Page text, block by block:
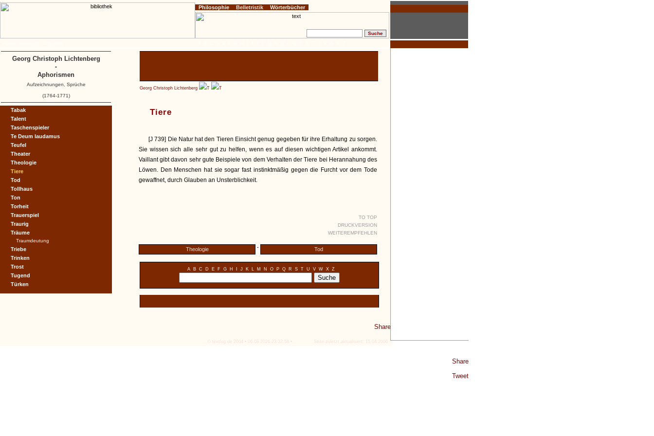
Share
Tweet
Georg Christoph Lichtenberg T T
Tiere
[J 739] Die Natur hat den Tieren Einsicht genug gegeben für ihre Erhaltung zu sorgen.
Sie wissen sich alle sehr gut zu helfen, wenn es auf diesen wichtigen Artikel ankommt.
Vaillant gibt davon sehr gute Beispiele von dem Verhalten der Tiere bei Herannahung des
Löwen. Den Menschen hat sie sogar fast instinktmäßig gegen die Furcht vor dem Tode
gewaffnet, durch Glauben an Unsterblichkeit.
TO TOP
DRUCKVERSION
WEITEREMPFEHLEN
Theologie - Tod
A B C D E F G H J K L M N O P Q R S T U V W X Z
Share
Tabak
Talent
Taschenspieler
Te Deum laudamus
Teufel
Theater
Theologie
Tiere
Tod
Tollhaus
Ton
Torheit
Trauerspiel
Traurig
Träume
Traumdeutung
Triebe
Trinken
Trost
Tugend
Türken
© textlog.de 2004 • 06.08.2026 23:32:58 •
Philosophie Belletristik Wörterbücher
Georg Christoph Lichtenberg
-
Aphorismen
Aufzeichnungen, Sprüche
(1764-1771)